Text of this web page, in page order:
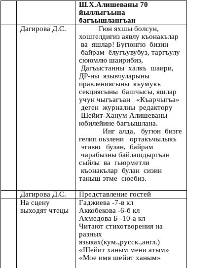
Ш.Х.Алишеваны 70
йыллыгъына
багъышлангъан
Дагирова Д.С.
Гюн яхшы болсун,
хошгелдигиз аявлу къонакълар
ва яшлар! Бугюнгю бизин
байрам ёлугъувубуз, таргъулу
сююмлю шаирибиз,
Дагъыстанны халкъ шаири,
ДР-ны язывчуларыны
правлениясыны къумукъ
секциясыны башчысы, яшлар
учун чыгъагъан «Къарчыгъа»
деген журналны редактору
Шейит-Ханум Алишеваны
юбилейине багъышлана.
Инг алда, бугюн бизге
гелип оьзлени ортакъчылыкъ
этивю булан, байрам
чарабызны байлашдыргъан
сыйлы ва гьюрметли
къонакълар булан сизин
таныш этме сюебиз.
Дагирова Д.С.
Представление гостей
На сцену
выходят чтецы
Гаджиева -7-в кл
Аккобекова -6-б кл
Ахмедова Б -10-а кл
Читают стихотворения на
разных
языках(кум.,русск.,англ.)
«Шейит ханым мени атым»
«Мое имя шейит ханым»